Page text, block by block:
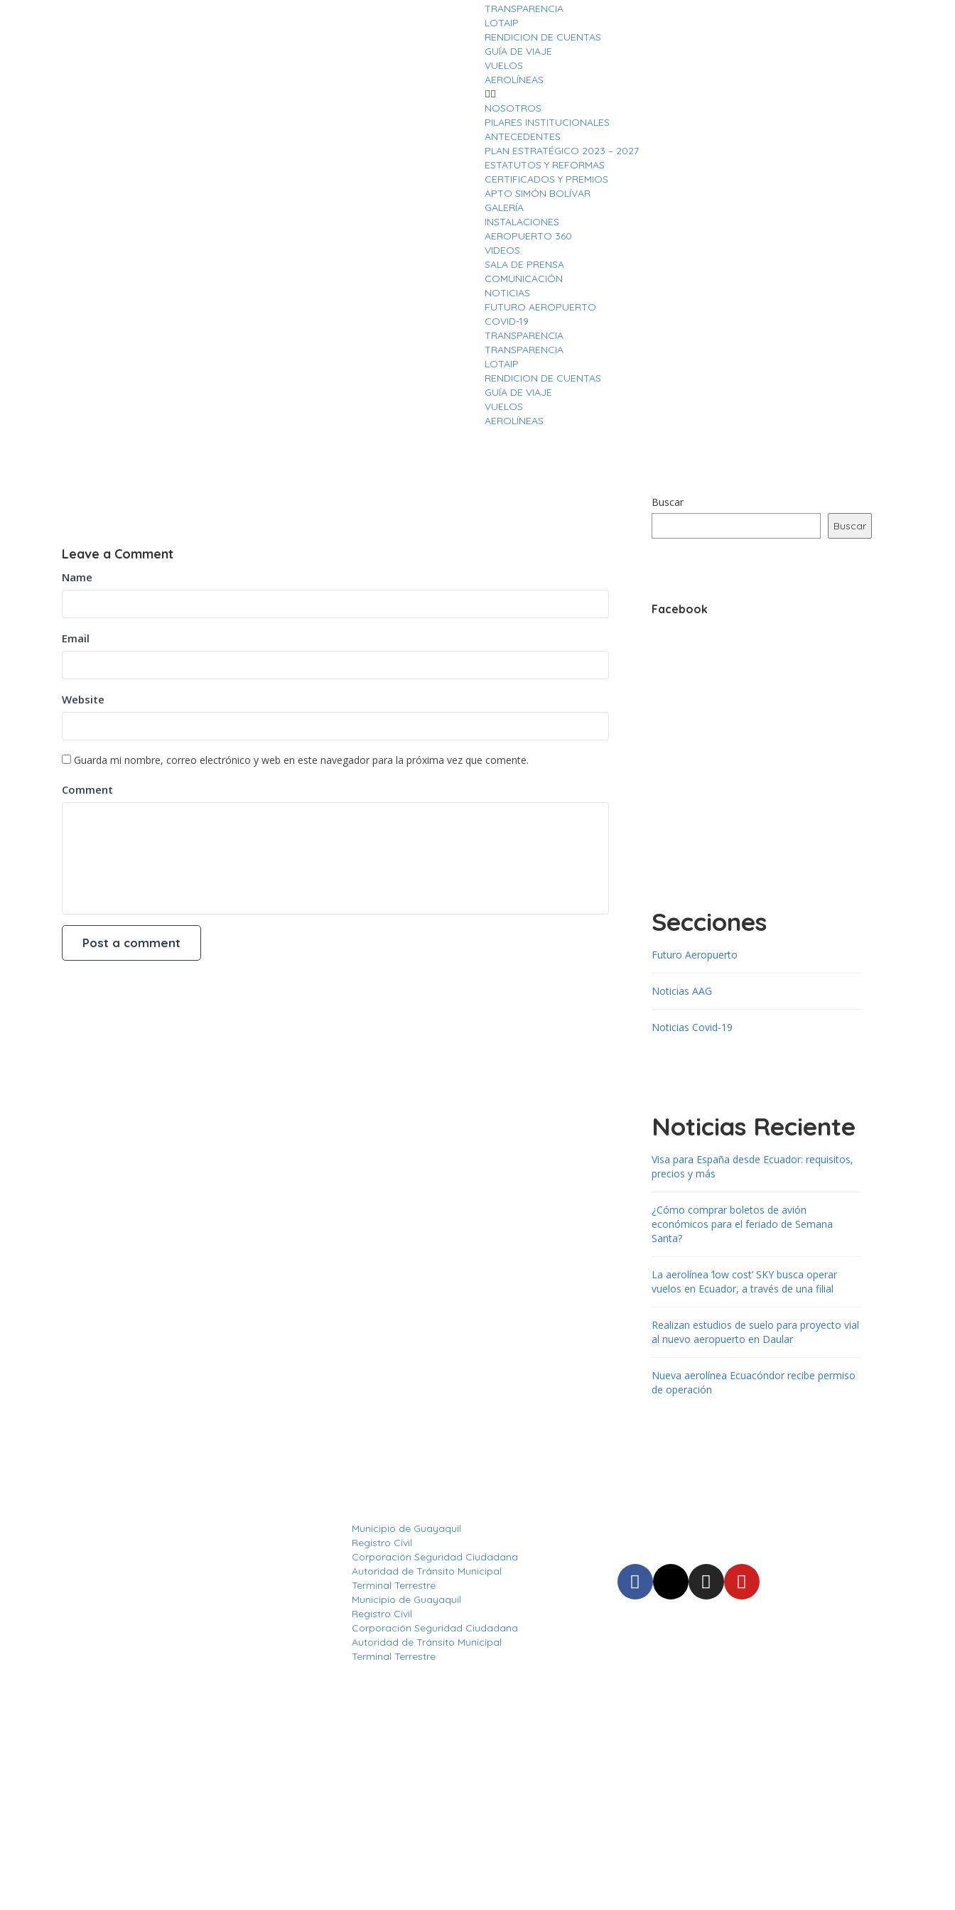
TRANSPARENCIA
LOTAIP
RENDICION DE CUENTAS
GUÍA DE VIAJE
VUELOS
AEROLÍNEAS
NOSOTROS
PILARES INSTITUCIONALES
ANTECEDENTES
PLAN ESTRATÉGICO 2023 – 2027
ESTATUTOS Y REFORMAS
CERTIFICADOS Y PREMIOS
APTO SIMÓN BOLÍVAR
GALERÍA
INSTALACIONES
AEROPUERTO 360
VIDEOS
SALA DE PRENSA
COMUNICACIÓN
NOTICIAS
FUTURO AEROPUERTO
COVID-19
TRANSPARENCIA
TRANSPARENCIA
LOTAIP
RENDICION DE CUENTAS
GUÍA DE VIAJE
VUELOS
AEROLÍNEAS
Leave a Comment
Name
Email
Website
Guarda mi nombre, correo electrónico y web en este navegador para la próxima vez que comente.
Comment
Buscar
Buscar
Facebook
Secciones
Futuro Aeropuerto
Noticias AAG
Noticias Covid-19
Noticias Reciente
Visa para España desde Ecuador: requisitos,
precios y más
¿Cómo comprar boletos de avión
económicos para el feriado de Semana
Santa?
La aerolínea ‘low cost’ SKY busca operar
vuelos en Ecuador, a través de una filial
Realizan estudios de suelo para proyecto vial
al nuevo aeropuerto en Daular
Nueva aerolínea Ecuacóndor recibe permiso
de operación
Municipio de Guayaquil
Registro Civil
Corporación Seguridad Ciudadana
Autoridad de Tránsito Municipal
Terminal Terrestre
Municipio de Guayaquil
Registro Civil
Corporación Seguridad Ciudadana
Autoridad de Tránsito Municipal
Terminal Terrestre